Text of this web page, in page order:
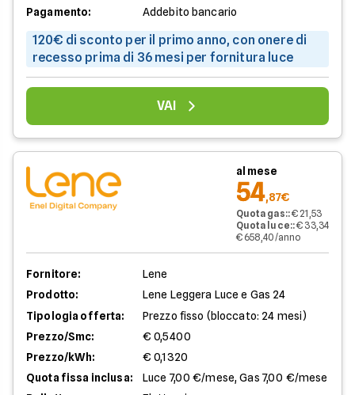
Pagamento:
Addebito bancario
120€ di sconto per il primo anno, con onere di
recesso prima di 36 mesi per fornitura luce
VAI
al mese
54,87€
Quota gas::€ 21,53
Quota luce::€ 33,34
€ 658,40/anno
Fornitore:
Lene
Prodotto:
Lene Leggera Luce e Gas 24
Tipologia offerta:
Prezzo fisso (bloccato: 24 mesi)
Prezzo/Smc:
€ 0,5400
Prezzo/kWh:
€ 0,1320
Quota fissa inclusa:
Luce 7,00 €/mese, Gas 7,00 €/mese